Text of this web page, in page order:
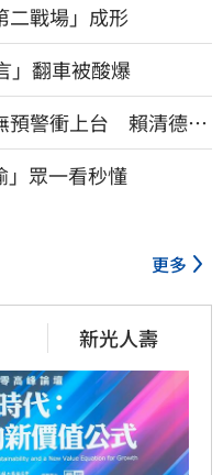
二戰場」成形
」翻車被酸爆
預警衝上台 賴清德笑
」眾一看秒懂
更多
新光人壽